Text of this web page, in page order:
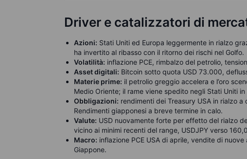
Driver e catalizzatori di
Azioni: Stati Uniti ed Europa leggermente in rialzo
ha invertito al ribasso con il ritorno dei rischi nel Golfo.
Volatilità: inflazione PCE, rimbalzo del petrolio,
Asset digitali: Bitcoin sotto quota USD 73.000,
Materie prime: il petrolio greggio accelera e l’oro
Medio Oriente; il rame viene spedito negli Stati Uniti
Obbligazioni: rendimenti dei Treasury USA in rialzo
Rendimenti giapponesi a breve termine in calo.
Valute: USD nuovamente forte per effetto del rialzo
vicino ai minimi recenti del range, USDJPY verso
Macro: inflazione PCE USA di aprile, vendite di
Giappone.